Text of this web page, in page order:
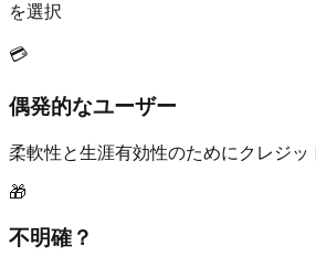
を選択
💳
偶発的なユーザー
柔軟性と生涯有効性のためにクレジッ
🎁
不明確？